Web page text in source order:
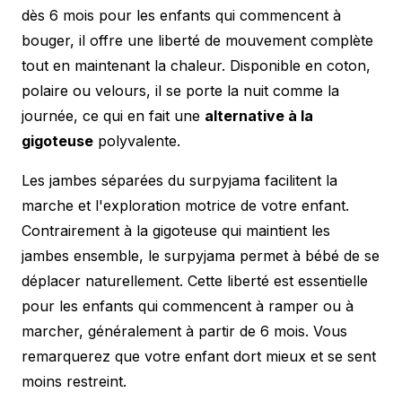
dès 6 mois pour les enfants qui commencent à
bouger, il offre une liberté de mouvement complète
tout en maintenant la chaleur. Disponible en coton,
polaire ou velours, il se porte la nuit comme la
journée, ce qui en fait une alternative à la
gigoteuse polyvalente.
Les jambes séparées du surpyjama facilitent la
marche et l'exploration motrice de votre enfant.
Contrairement à la gigoteuse qui maintient les
jambes ensemble, le surpyjama permet à bébé de se
déplacer naturellement. Cette liberté est essentielle
pour les enfants qui commencent à ramper ou à
marcher, généralement à partir de 6 mois. Vous
remarquerez que votre enfant dort mieux et se sent
moins restreint.